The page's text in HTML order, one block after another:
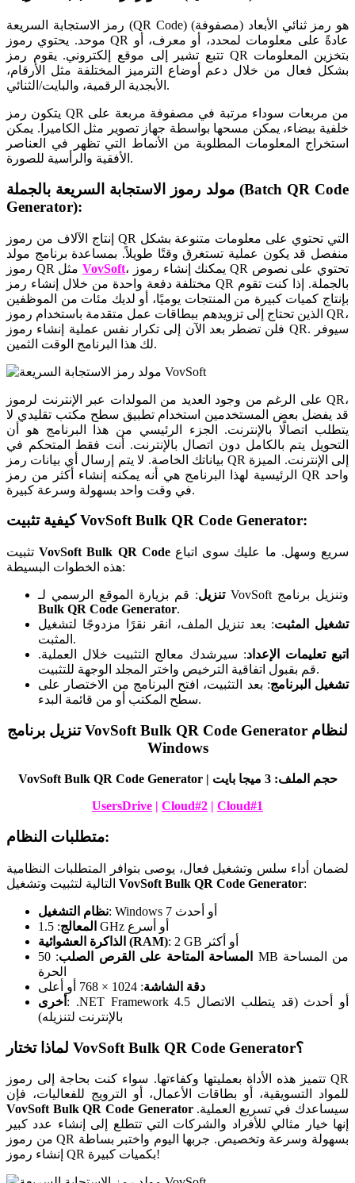
رمز الاستجابة السريعة (QR Code) هو رمز ثنائي الأبعاد (مصفوفة)
موحد. يحتوي رموز QR عادةً على معلومات لمحدد، أو معرف، أو
تتبع تشير إلى موقع إلكتروني. يقوم رمز QR بتخزين المعلومات
بشكل فعال من خلال دعم أوضاع الترميز المختلفة مثل الأرقام،
الأبجدية الرقمية، والبايت/الثنائي.
يتكون رمز QR من مربعات سوداء مرتبة في مصفوفة مربعة على
خلفية بيضاء، يمكن مسحها بواسطة جهاز تصوير مثل الكاميرا. يمكن
استخراج المعلومات المطلوبة من الأنماط التي تظهر في العناصر
الأفقية والرأسية للصورة.
مولد رموز الاستجابة السريعة بالجملة (Batch QR Code
Generator):
إنتاج الآلاف من رموز QR التي تحتوي على معلومات متنوعة بشكل
منفصل قد يكون عملية تستغرق وقتًا طويلاً. بمساعدة برنامج مولد
رموز QR مثلVovSoft، يمكنك إنشاء رموز QR تحتوي على نصوص
مختلفة دفعة واحدة من خلال إنشاء رمز QR بالجملة. إذا كنت تقوم
بإنتاج كميات كبيرة من المنتجات يوميًا، أو لديك مئات من الموظفين
الذين تحتاج إلى تزويدهم ببطاقات عمل متقدمة باستخدام رموز QR،
فلن تضطر بعد الآن إلى تكرار نفس عملية إنشاء رموز QR. سيوفر
لك هذا البرنامج الوقت الثمين.
على الرغم من وجود العديد من المولدات عبر الإنترنت لرموز QR،
قد يفضل بعض المستخدمين استخدام تطبيق سطح مكتب تقليدي لا
يتطلب اتصالًا بالإنترنت. الجزء الرئيسي من هذا البرنامج هو أن
التحويل يتم بالكامل دون اتصال بالإنترنت. أنت فقط المتحكم في
بياناتك الخاصة. لا يتم إرسال أي بيانات رمز QR إلى الإنترنت. الميزة
الرئيسية لهذا البرنامج هي أنه يمكنه إنشاء أكثر من رمز QR واحد
في وقت واحد بسهولة وسرعة كبيرة.
كيفية تثبيتVovSoft Bulk QR Code Generator:
تثبيتVovSoft Bulk QR Code سريع وسهل. ما عليك سوى اتباع
هذه الخطوات البسيطة:
تنزيل
: قم بزيارة الموقع الرسمي لـ VovSoft وتنزيل برنامج
Bulk QR Code Generator.
تشغيل المثبت: بعد تنزيل الملف، انقر نقرًا مزدوجًا لتشغيل
المثبت.
اتبع تعليمات الإعداد: سيرشدك معالج التثبيت خلال العملية.
قم بقبول اتفاقية الترخيص واختر المجلد الوجهة للتثبيت.
تشغيل البرنامج: بعد التثبيت، افتح البرنامج من الاختصار على
سطح المكتب أو من قائمة البدء.
تنزيل برنامج VovSoft Bulk QR Code Generator لنظام
Windows
VovSoft Bulk QR Code Generator | حجم الملف: 3 ميجا بايت
UsersDrive | Cloud#2 | Cloud#1
متطلبات النظام:
لضمان أداء سلس وتشغيل فعال، يوصى بتوافر المتطلبات النظامية
VovSoft Bulk QR Code Generator:
نظام التشغيل
: Windows 7 أو أحدث
المعالج
: 1.5 GHz أو أسرع
الذاكرة العشوائية (RAM)
: 2 GB أو أكثر
المساحة المتاحة على القرص الصلب
: 50 MB من المساحة
الحرة
دقة الشاشة: 1024 × 768 أو أعلى
أخرى : .NET Framework 4.5 أو أحدث (قد يتطلب الاتصال
بالإنترنت لتنزيله)
VovSoft Bulk QR Code Generator؟
تتميز هذه الأداة بعمليتها وكفاءتها. سواء كنت بحاجة إلى رموز QR
للمواد التسويقية، أو بطاقات الأعمال، أو الترويج للفعاليات، فإن
VovSoft Bulk QR Code Generatorسيساعدك في تسريع العملية.
إنها خيار مثالي للأفراد والشركات التي تتطلع إلى إنشاء عدد كبير
من رموز QR بسهولة وسرعة وتخصيص. جربها اليوم واختبر بساطة
إنشاء رموز QR بكميات كبيرة!